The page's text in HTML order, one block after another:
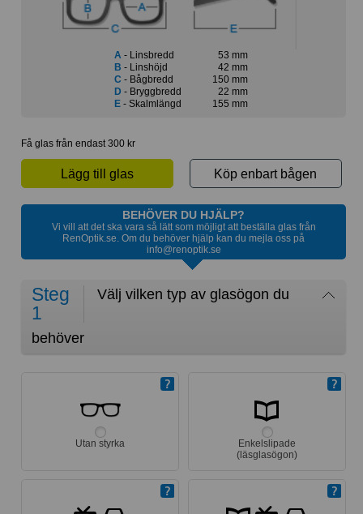
A - Linsbredd
53 mm
B - Linshöjd
42 mm
C - Bågbredd
150 mm
D - Bryggbredd
22 mm
E- Skalmlängd 155 mm
Få glas från endast 300 kr
Lägg till glas Köp enbart bågen
BEHÖVER DU HJÄLP?
Vi vill att det ska vara så lätt som möjligt att beställa glas från
RenOptik.se. Om du behöver hjälp kan du mejla oss på
info@renoptik.se
Steg
1
Välj vilken typ av glasögon du
behöver
Utan styrka
Enkelslipade
(läsglasögon)